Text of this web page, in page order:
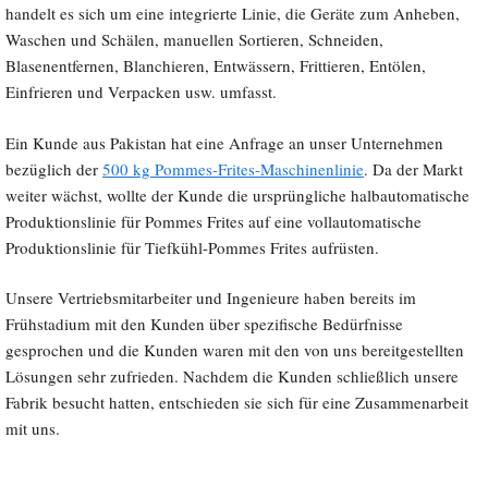
handelt es sich um eine integrierte Linie, die Geräte zum Anheben,
Waschen und Schälen, manuellen Sortieren, Schneiden,
Blasenentfernen, Blanchieren, Entwässern, Frittieren, Entölen,
Einfrieren und Verpacken usw. umfasst.
Ein Kunde aus Pakistan hat eine Anfrage an unser Unternehmen
bezüglich der 500 kg Pommes-Frites-Maschinenlinie. Da der Markt
weiter wächst, wollte der Kunde die ursprüngliche halbautomatische
Produktionslinie für Pommes Frites auf eine vollautomatische
Produktionslinie für Tiefkühl-Pommes Frites aufrüsten.
Unsere Vertriebsmitarbeiter und Ingenieure haben bereits im
Frühstadium mit den Kunden über spezifische Bedürfnisse
gesprochen und die Kunden waren mit den von uns bereitgestellten
Lösungen sehr zufrieden. Nachdem die Kunden schließlich unsere
Fabrik besucht hatten, entschieden sie sich für eine Zusammenarbeit
mit uns.